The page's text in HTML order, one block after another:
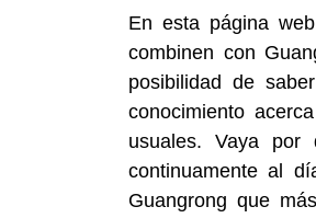
En esta página
combinen con
posibilidad de
conocimiento
usuales. Vaya por
continuamente al
Guangrong que